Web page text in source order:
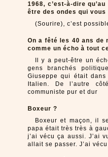
1968, c’est-à-dire
être des ondes qui
(Sourire), c’est
On a fêté les 40 ans de
comme un écho à tout
Il y a peut-être un
gens branchés
Giuseppe qui était
Italien. De l’autre
communiste pur et dur
Boxeur ?
Boxeur et maçon, il
papa était très très à
j’ai vécu ça aussi. J’ai
allait se passer. J’ai